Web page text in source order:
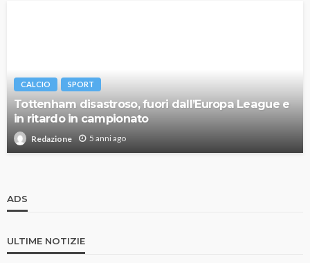
CALCIO SPORT
Tottenham disastroso, fuori dall’Europa League e
in ritardo in campionato
Redazione 5 anni ago
ADS
ULTIME NOTIZIE